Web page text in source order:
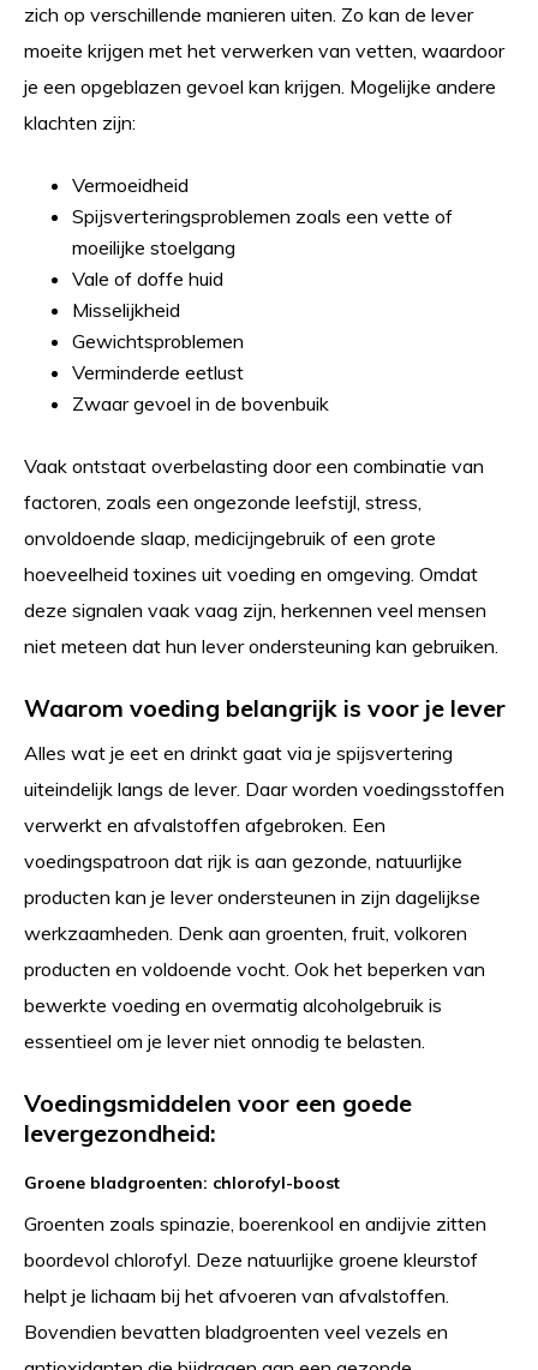
zich op verschillende manieren uiten. Zo kan de lever
moeite krijgen met het verwerken van vetten, waardoor
je een opgeblazen gevoel kan krijgen. Mogelijke andere
klachten zijn:
Vermoeidheid
Spijsverteringsproblemen zoals een vette of
moeilijke stoelgang
Vale of doffe huid
Misselijkheid
Gewichtsproblemen
Verminderde eetlust
Zwaar gevoel in de bovenbuik
Vaak ontstaat overbelasting door een combinatie van
factoren, zoals een ongezonde leefstijl, stress,
onvoldoende slaap, medicijngebruik of een grote
hoeveelheid toxines uit voeding en omgeving. Omdat
deze signalen vaak vaag zijn, herkennen veel mensen
niet meteen dat hun lever ondersteuning kan gebruiken.
Waarom voeding belangrijk is voor je lever
Alles wat je eet en drinkt gaat via je spijsvertering
uiteindelijk langs de lever. Daar worden voedingsstoffen
verwerkt en afvalstoffen afgebroken. Een
voedingspatroon dat rijk is aan gezonde, natuurlijke
producten kan je lever ondersteunen in zijn dagelijkse
werkzaamheden. Denk aan groenten, fruit, volkoren
producten en voldoende vocht. Ook het beperken van
bewerkte voeding en overmatig alcoholgebruik is
essentieel om je lever niet onnodig te belasten.
Voedingsmiddelen voor een goede
levergezondheid:
Groene bladgroenten: chlorofyl-boost
Groenten zoals spinazie, boerenkool en andijvie zitten
boordevol chlorofyl. Deze natuurlijke groene kleurstof
helpt je lichaam bij het afvoeren van afvalstoffen.
Bovendien bevatten bladgroenten veel vezels en